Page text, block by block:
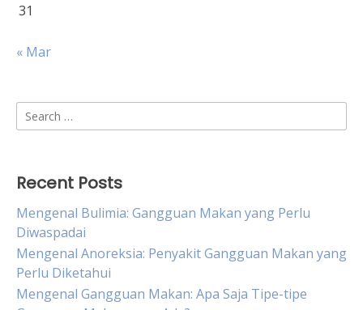
31
« Mar
Search
for:
Recent Posts
Mengenal Bulimia: Gangguan Makan yang Perlu
Diwaspadai
Mengenal Anoreksia: Penyakit Gangguan Makan yang
Perlu Diketahui
Mengenal Gangguan Makan: Apa Saja Tipe-tipe